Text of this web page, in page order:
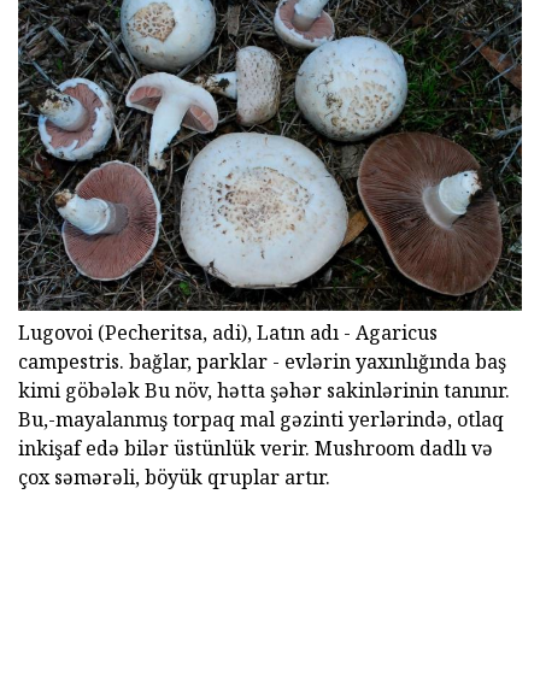
Lugovoi (Pecheritsa, adi), Latın adı - Agaricus
campestris. bağlar, parklar - evlərin yaxınlığında baş
kimi göbələk Bu növ, hətta şəhər sakinlərinin tanınır.
Bu,-mayalanmış torpaq mal gəzinti yerlərində, otlaq
inkişaf edə bilər üstünlük verir. Mushroom dadlı və
çox səmərəli, böyük qruplar artır.